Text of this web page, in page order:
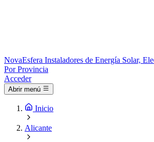
NovaEsfera Instaladores de Energía Solar,
Por Provincia
Acceder
Abrir menú
Inicio
Alicante